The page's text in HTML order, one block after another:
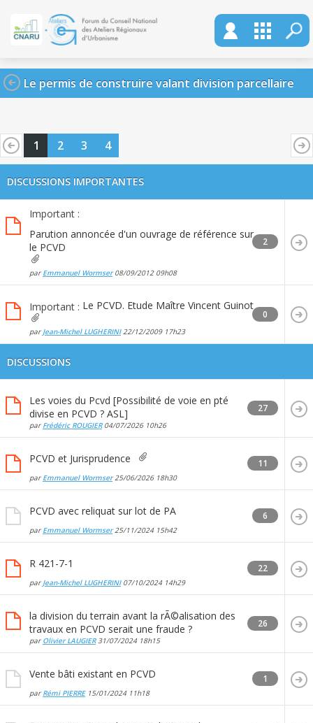
Le permis de construire valant division parcellaire
1 2 3 4
DISCUSSIONS IMPORTANTES
Important :
Parution annoncée d'un ouvrage de référence sur
le PCVD
par Emmanuel Wormser08/09/2012 09h08
2
Important : Le PCVD. Etude Maître Vincent Guinot
par Jean-Michel LUGHERINI22/12/2009 17h23
0
DISCUSSIONS
Les voies du Pcvd [Possibilité de voie en pté
divise en PCVD ? ASL]
par Frédéric ROUGIER04/07/2026 10h26
27
PCVD et Jurisprudence
par Emmanuel Wormser25/06/2026 18h30
11
PCVD avec reliquat sur lot de PA
par Emmanuel Wormser25/11/2024 15h42
6
R 421-7-1
par Jean-Michel LUGHERINI07/10/2024 14h29
22
la division du terrain avant la rÃ©alisation des
travaux en PCVD serait une fraude ?
par Olivier LAUGIER31/07/2024 18h15
26
Vente bâti existant en PCVD
par Rémi PIERRE15/01/2024 11h18
1